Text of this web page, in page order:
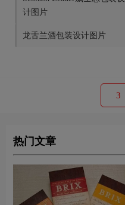
计图片
龙舌兰酒包装设计图片
3
热门文章